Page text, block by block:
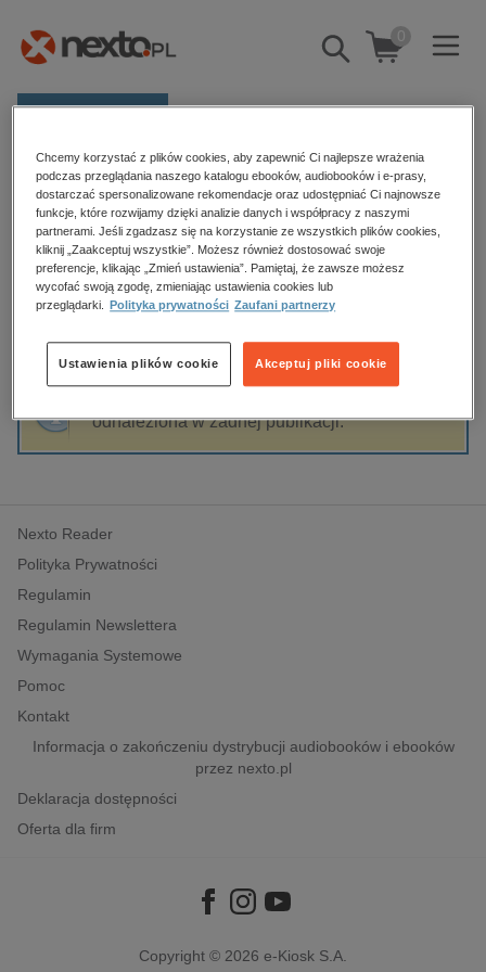
Pokaż/schowaj
wyszukiwarkę
0
Kategorie
Zobacz wszystkie E-prasa
budownictwo, aranżacja wnętrz
biznesowe, branżowe, gospodarka
dzienniki
edukacja
hobby, sport, rozrywka
komputery, internet, technologie, informatyka
polityka, społeczno-informacyjne
psychologiczne
inne
popularno-naukowe
historia
Strona główna Mateusz Glen
Mateusz Glen
Sortowanie Filtrowanie
odnaleziona w żadnej publikacji.
Nexto Reader
Polityka Prywatności
Regulamin
Regulamin Newslettera
Wymagania Systemowe
Pomoc
Kontakt
Informacja o zakończeniu dystrybucji audiobooków i ebooków
przez nexto.pl
Deklaracja dostępności
Oferta dla firm
Copyright © 2026 e-Kiosk S.A.
Chcemy korzystać z plików cookies, aby zapewnić Ci najlepsze wrażenia
podczas przeglądania naszego katalogu ebooków, audiobooków i e-prasy,
dostarczać spersonalizowane rekomendacje oraz udostępniać Ci najnowsze
funkcje, które rozwijamy dzięki analizie danych i współpracy z naszymi
partnerami. Jeśli zgadzasz się na korzystanie ze wszystkich plików cookies,
kliknij „Zaakceptuj wszystkie”. Możesz również dostosować swoje
preferencje, klikając „Zmień ustawienia”. Pamiętaj, że zawsze możesz
wycofać swoją zgodę, zmieniając ustawienia cookies lub
przeglądarki.
Polityka prywatności Zaufani partnerzy
Akceptuj pliki cookie
Ustawienia plików cookie